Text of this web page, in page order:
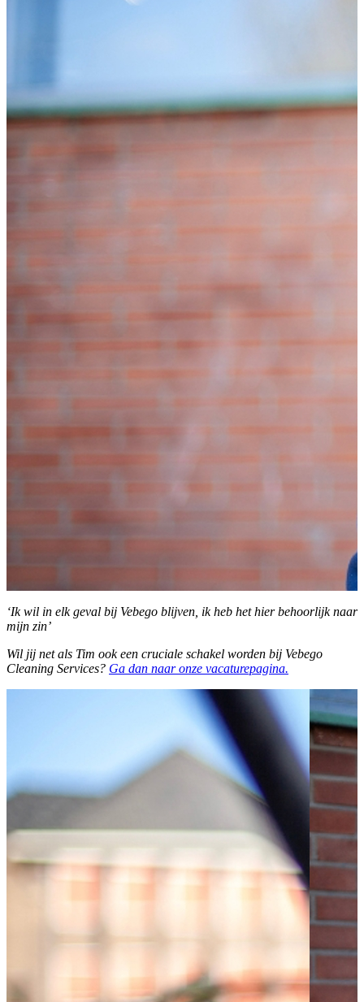
‘Ik wil in elk geval bij Vebego blijven, ik heb het hier behoorlijk naar
mijn zin’
Wil jij net als Tim ook een cruciale schakel worden bij Vebego
Cleaning Services? Ga dan naar onze vacaturepagina.